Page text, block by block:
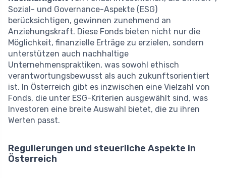
Sozial- und Governance-Aspekte (ESG)
berücksichtigen, gewinnen zunehmend an
Anziehungskraft. Diese Fonds bieten nicht nur die
Möglichkeit, finanzielle Erträge zu erzielen, sondern
unterstützen auch nachhaltige
Unternehmenspraktiken, was sowohl ethisch
verantwortungsbewusst als auch zukunftsorientiert
ist. In Österreich gibt es inzwischen eine Vielzahl von
Fonds, die unter ESG-Kriterien ausgewählt sind, was
Investoren eine breite Auswahl bietet, die zu ihren
Werten passt.
Regulierungen und steuerliche Aspekte in
Österreich